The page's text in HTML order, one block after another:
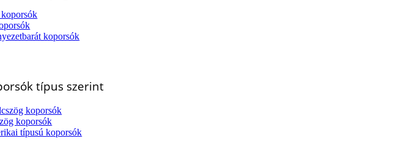
koporsók
típus szerint
koporsók
koporsók
típusú koporsók